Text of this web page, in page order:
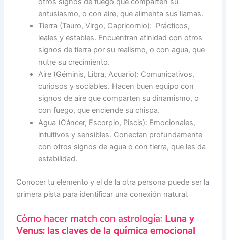
entusiasmo, o con aire, que alimenta sus llamas.
Tierra (Tauro, Virgo, Capricornio): Prácticos,
leales y estables. Encuentran afinidad con otros
signos de tierra por su realismo, o con agua, que
nutre su crecimiento.
Aire (Géminis, Libra, Acuario): Comunicativos,
curiosos y sociables. Hacen buen equipo con
signos de aire que comparten su dinamismo, o
con fuego, que enciende su chispa.
Agua (Cáncer, Escorpio, Piscis): Emocionales,
intuitivos y sensibles. Conectan profundamente
con otros signos de agua o con tierra, que les da
estabilidad.
Conocer tu elemento y el de la otra persona puede ser la
primera pista para identificar una conexión natural.
Cómo hacer match con astrología: Luna y
Venus: las claves de la química emocional